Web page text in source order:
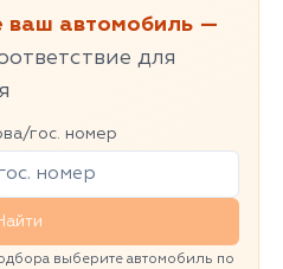
ваш автомобиль —
для
гос. номер
выберите автомобиль по